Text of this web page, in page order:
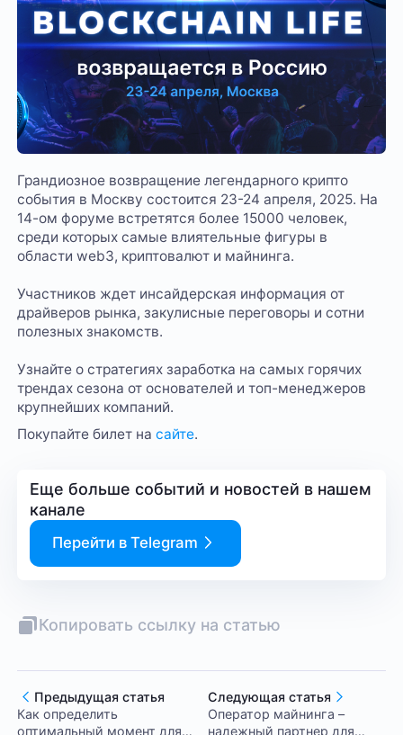
Грандиозное возвращение легендарного крипто
события в Москву состоится 23-24 апреля, 2025. На
14-ом форуме встретятся более 15000 человек,
среди которых самые влиятельные фигуры в
области web3, криптовалют и майнинга.
Участников ждет инсайдерская информация от
драйверов рынка, закулисные переговоры и сотни
полезных знакомств.
Узнайте о стратегиях заработка на самых горячих
трендах сезона от основателей и топ-менеджеров
крупнейших компаний.
Покупайте билет насайте.
Еще больше событий и новостей в нашем
канале
Перейти в Telegram
Копировать ссылку на статью
Предыдущая статья
Как определить
оптимальный момент для
Следующая статья
Оператор майнинга –
надежный партнер для